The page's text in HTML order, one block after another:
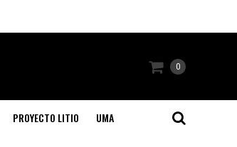
0
PROYECTO LITIO UMA